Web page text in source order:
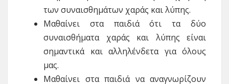
των συναισθημάτων χαράς και λύπης.
Μαθαίνει στα παιδιά ότι τα δύο
συναισθήματα χαράς και λύπης είναι
σημαντικά και αλληλένδετα για όλους
μας.
Μαθαίνει στα παιδιά να αναγνωρίζουν